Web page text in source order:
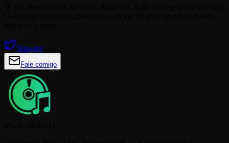
Siga-me
Fale comigo